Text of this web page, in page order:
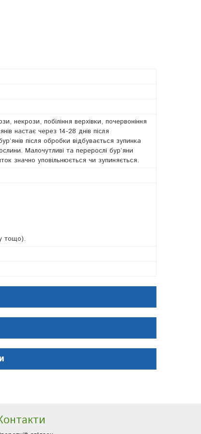
некрози, побіління верхівки, почервоніння
настає через 14-28 днів після
після обробки відбувається зупинка
Малочутливі та перерослі бур’яни
значно уповільнюється чи зупиняється.
тощо).